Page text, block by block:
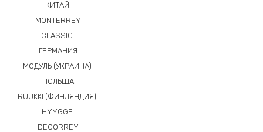
КИТАЙ
MONTERREY
CLASSIC
ГЕРМАНИЯ
МОДУЛЬ (УКРАИНА)
ПОЛЬША
RUUKKI (ФИНЛЯНДИЯ)
HYYGGE
DECORREY